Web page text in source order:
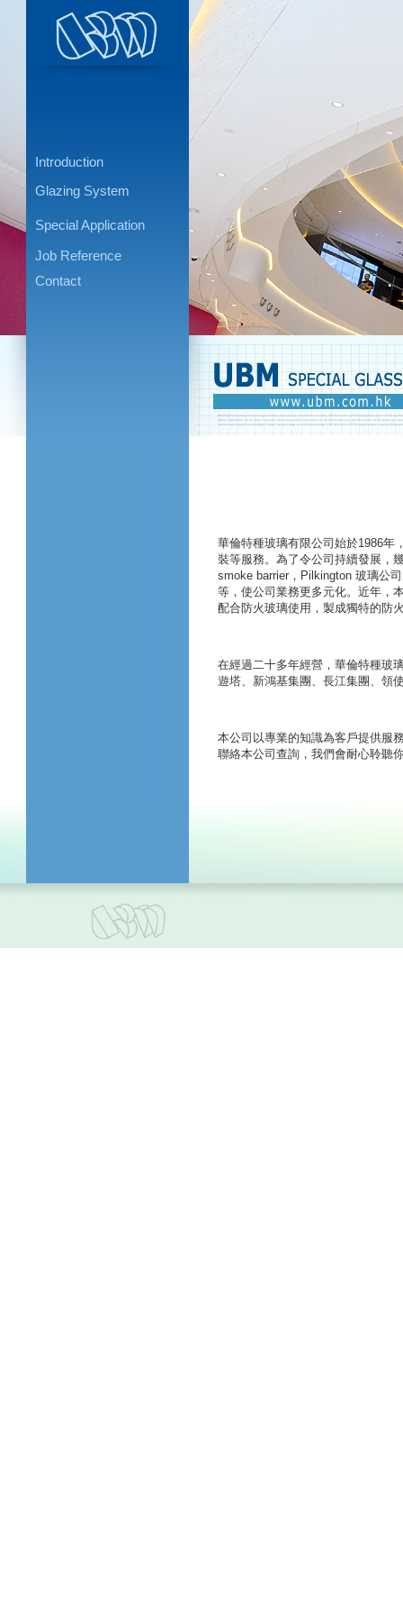
Introduction
Glazing System
Special Application
Job Reference
Contact
華倫特種玻璃有限公司 始於1986年
裝等服務。為了令公司持續發展，
smoke barrier ， Pilkington 玻璃公
等，使公司業務更多元化。近年，
配合防火玻璃使用，製成獨特的防
在經過二十多年經營， 華倫特種玻
遊塔、新鴻基集團、長江集團、領
本公司以專業的知識為客戶提供服
聯絡本公司查詢，我們會耐心聆聽